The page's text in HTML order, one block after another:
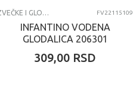
ZVEČKE I GLODALICE FV22115109
INFANTINO VODENA
GLODALICA 206301
309,00 RSD